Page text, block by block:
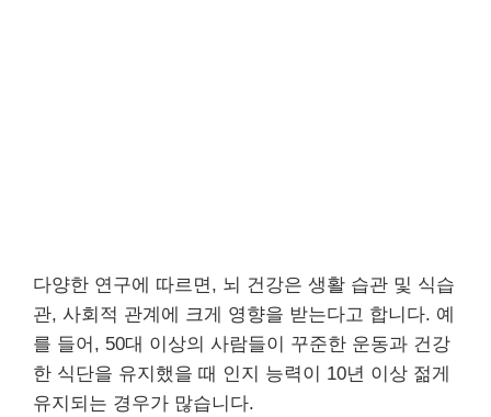
다양한 연구에 따르면, 뇌 건강은 생활 습관 및 식습
관, 사회적 관계에 크게 영향을 받는다고 합니다. 예
를 들어, 50대 이상의 사람들이 꾸준한 운동과 건강
한 식단을 유지했을 때 인지 능력이 10년 이상 젊게
유지되는 경우가 많습니다.